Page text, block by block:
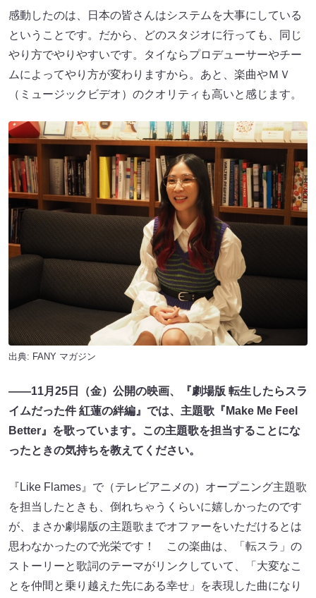
感動したのは、日本の皆さんはシステムを大事にしている
ということです。だから、どのスタジオに行っても、同じ
やり方でやりやすいです。タイならプロデューサーやチー
ムによってやり方が変わりますから。あと、楽曲やＭＶ
（ミュージックビデオ）のクオリティも高いと感じます。
出典: FANY マガジン
――11月25日（金）公開の映画、『劇場版 転生したらスラ
イムだった件 紅蓮の絆編』では、主題歌『Make Me Feel
Better』を歌っています。この主題歌を担当することにな
ったときの気持ちを教えてください。
『Like Flames』で（テレビアニメの）オープニング主題歌
を担当したときも、倒れちゃうくらいに嬉しかったのです
が、まさか劇場版の主題歌までオファーをいただけるとは
思わなかったので光栄です！ この楽曲は、「転スラ」の
ストーリーと歌詞のテーマがリンクしていて、「大変なこ
とを仲間と乗り越えた先にある幸せ」を表現した曲になり